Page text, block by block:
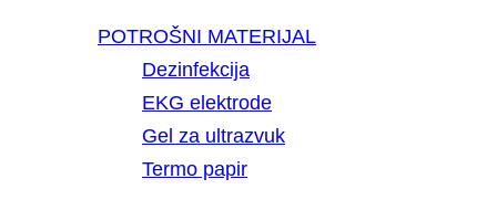
POTROŠNI MATERIJAL
Dezinfekcija
EKG elektrode
Gel za ultrazvuk
Termo papir